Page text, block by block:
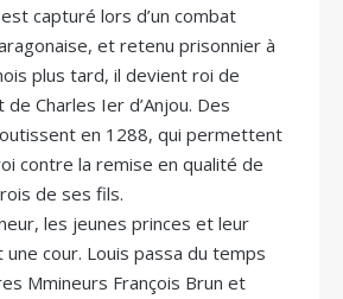
capturé lors d’un combat
et retenu prisonnier à
plus tard, il devient roi de
Charles Ier d’Anjou. Des
en 1288, qui permettent
contre la remise en qualité de
de ses fils.
les jeunes princes et leur
cour. Louis passa du temps
Mmineurs François Brun et